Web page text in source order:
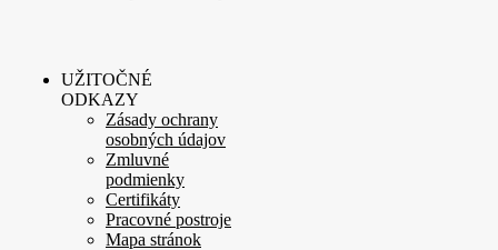
UŽITOČNÉ
ODKAZY
Zásady ochrany
osobných údajov
Zmluvné
podmienky
Certifikáty
Pracovné postroje
Mapa stránok